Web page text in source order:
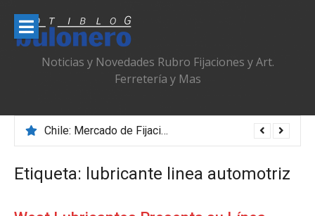
contenido
Noticias y Novedades Rubro Fijaciones y Art.
Ferretería y Mas
Chile: Mercado de Fijaciones & Ferretería que se Adapta, Profesionaliza y Transforma
Etiqueta: lubricante linea automotriz